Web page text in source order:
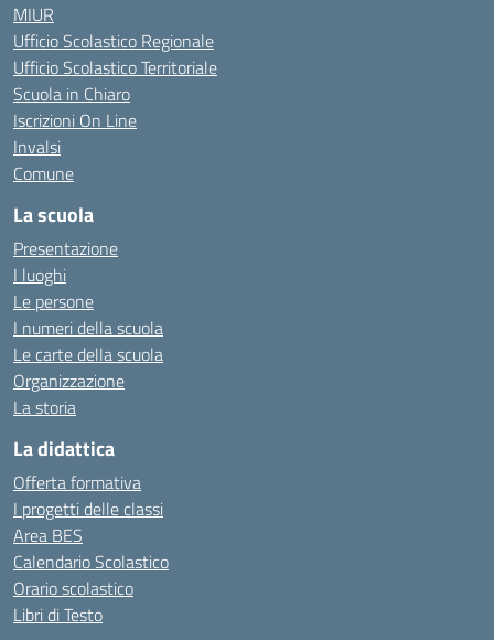
MIUR
Ufficio Scolastico Regionale
Ufficio Scolastico Territoriale
Scuola in Chiaro
Iscrizioni On Line
Invalsi
Comune
La scuola
Presentazione
I luoghi
Le persone
I numeri della scuola
Le carte della scuola
Organizzazione
La storia
La didattica
Offerta formativa
I progetti delle classi
Area BES
Calendario Scolastico
Orario scolastico
Libri di Testo